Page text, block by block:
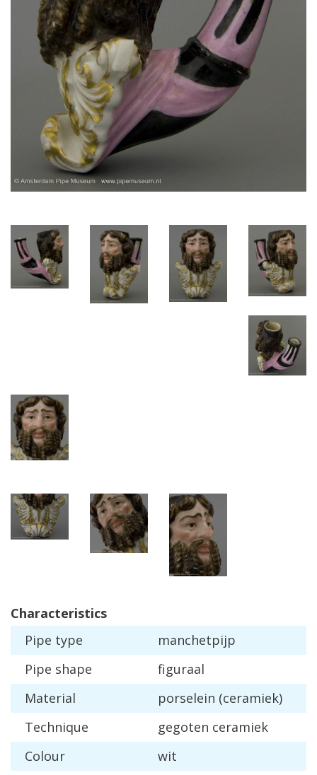
Characteristics
Pipe type
manchetpijp
Pipe shape
figuraal
Material
porselein (ceramiek)
Technique
gegoten ceramiek
Colour
wit